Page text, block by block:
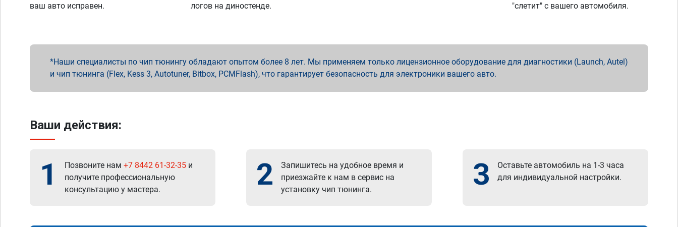
ваш авто исправен.
логов на диностенде.
"слетит" с вашего автомобиля.
Наши специалисты по чип тюнингу обладают опытом более 8 лет. Мы применяем только лицензионное оборудование для диагностики (Launch, Autel)
и чип тюнинга (Flex, Kess 3, Autotuner, Bitbox, PCMFlash), что гарантирует безопасность для электроники вашего авто.
Ваши действия:
1 Позвоните нам +7 8442 61-32-35 и
получите профессиональную
консультацию у мастера.
2
Запишитесь на удобное время и
приезжайте к нам в сервис на
установку чип тюнинга.
3
Оставьте автомобиль на 1-3 часа
для индивидуальной настройки.